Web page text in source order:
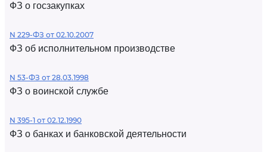
ФЗ о госзакупках
N 229-ФЗ от 02.10.2007
ФЗ об исполнительном производстве
N 53-ФЗ от 28.03.1998
ФЗ о воинской службе
N 395-1 от 02.12.1990
ФЗ о банках и банковской деятельности